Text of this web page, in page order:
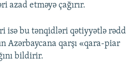
azad etməyə çağırır.
isə bu tənqidləri qətiyyətlə rədd
Azərbaycana qarşı «qara-piar
bildirir.